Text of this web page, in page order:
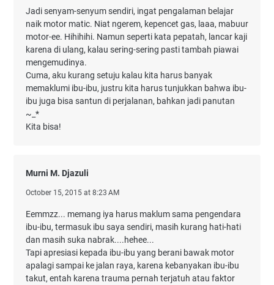
Jadi senyam-senyum sendiri, ingat pengalaman belajar
naik motor matic. Niat ngerem, kepencet gas, laaa, mabuur
motor-ee. Hihihihi. Namun seperti kata pepatah, lancar kaji
karena di ulang, kalau sering-sering pasti tambah piawai
mengemudinya.
Cuma, aku kurang setuju kalau kita harus banyak
memaklumi ibu-ibu, justru kita harus tunjukkan bahwa ibu-
ibu juga bisa santun di perjalanan, bahkan jadi panutan
~_*
Kita bisa!
Murni M. Djazuli
October 15, 2015 at 8:23 AM
Eemmzz... memang iya harus maklum sama pengendara
ibu-ibu, termasuk ibu saya sendiri, masih kurang hati-hati
dan masih suka nabrak....hehee...
Tapi apresiasi kepada ibu-ibu yang berani bawak motor
apalagi sampai ke jalan raya, karena kebanyakan ibu-ibu
takut, entah karena trauma pernah terjatuh atau faktor